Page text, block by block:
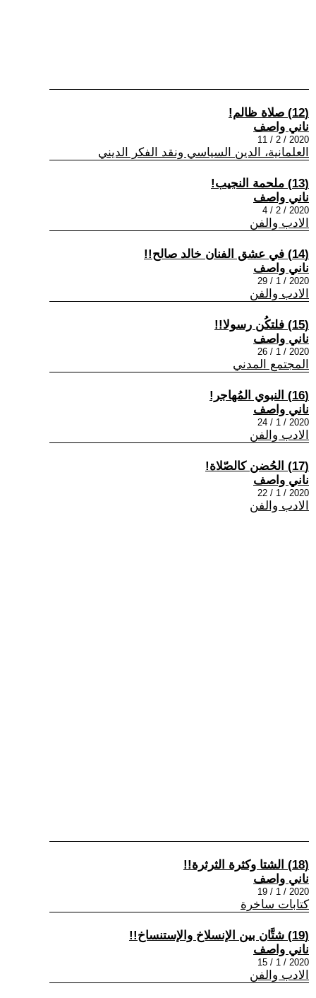
(12) صلاة ظالم!
ناني واصف
2020 / 2 / 11
العلمانية، الدين السياسي ونقد الفكر الديني
(13) ملحمة النجيب!
ناني واصف
2020 / 2 / 4
الادب والفن
(14) في عشق الفنان خالد صالح!!
ناني واصف
2020 / 1 / 29
الادب والفن
(15) فلتكُن رسولا!!
ناني واصف
2020 / 1 / 26
المجتمع المدني
(16) النبوي المُهاجر!
ناني واصف
2020 / 1 / 24
الادب والفن
(17) الحُضن كالصّلاة!
ناني واصف
2020 / 1 / 22
الادب والفن
(18) الشتا وكثرة الثرثرة!!
ناني واصف
2020 / 1 / 19
كتابات ساخرة
(19) شتَّان بين الإنسلاخ والإستنساخ!!
ناني واصف
2020 / 1 / 15
الادب والفن